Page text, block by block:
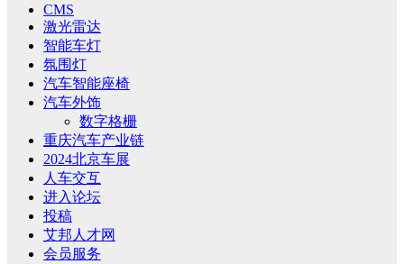
CMS
激光雷达
智能车灯
氛围灯
汽车智能座椅
汽车外饰
数字格栅
重庆汽车产业链
2024北京车展
人车交互
进入论坛
投稿
艾邦人才网
会员服务